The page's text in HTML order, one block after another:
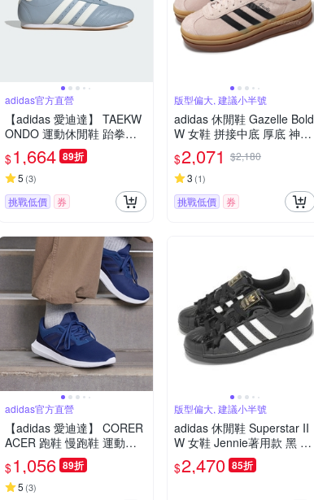
adidas官方直營
【adidas 愛迪達】 TAEKW
ONDO 運動休閒鞋 跆拳道
鞋 薄底鞋 女鞋 - Originals J
S3317
$1,664 89折
5 (3)
挑戰低價 券
版型偏大, 建議小半號
adidas 休閒鞋 Gazelle Bold
W 女鞋 拼接中底 厚底 神奇
石英色 核心黑 粉紅 麂皮 愛
迪達 IE0429
$2,071 $2,180
3 (1)
挑戰低價 券
adidas官方直營
【adidas 愛迪達】 CORER
ACER 跑鞋 慢跑鞋 運動鞋
男鞋 FX3594
$1,056 89折
5 (3)
版型偏大, 建議小半號
adidas 休閒鞋 Superstar II
W 女鞋 Jennie著用款 黑 白
亮皮 漆皮 貝殼頭 愛迪達 JS
4009
$2,470 85折